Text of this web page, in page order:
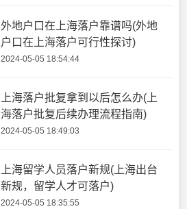
外地户口在上海落户靠谱吗(外地
户口在上海落户可行性探讨)
2024-05-05 18:54:44
上海落户批复拿到以后怎么办(上
海落户批复后续办理流程指南)
2024-05-05 18:49:03
上海留学人员落户新规(上海出台
新规，留学人才可落户)
2024-05-05 18:35:55